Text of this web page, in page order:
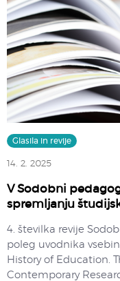
Glasila in revije
14. 2. 2025
V Sodobni
spremljanju
4. številka revije
poleg uvodnika
History of Education.
Contemporary